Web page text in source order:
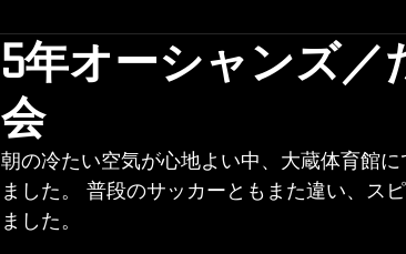
5年オーシャンズ
会
朝の冷たい空気が心地よい中、大蔵体育館
ました。 普段のサッカーともまた違い、ス
ました。